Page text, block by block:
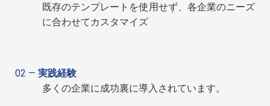
既存のテンプレートを使用せず、各企業のニーズ
に合わせてカスタマイズ
02 — 実践経験
多くの企業に成功裏に導入されています。